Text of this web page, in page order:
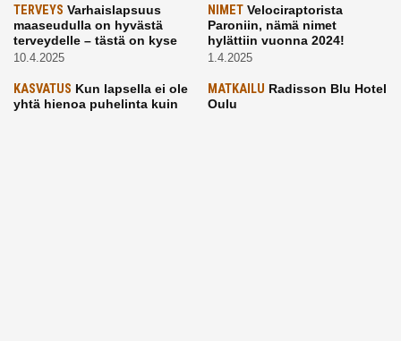
TERVEYS Varhaislapsuus
maaseudulla on hyvästä
terveydelle – tästä on kyse
10.4.2025
NIMETVelociraptorista
Paroniin, nämä nimet
hylättiin vuonna 2024!
1.4.2025
KASVATUS Kun lapsella ei ole
yhtä hienoa puhelinta kuin
MATKAILU Radisson Blu Hotel
Oulu